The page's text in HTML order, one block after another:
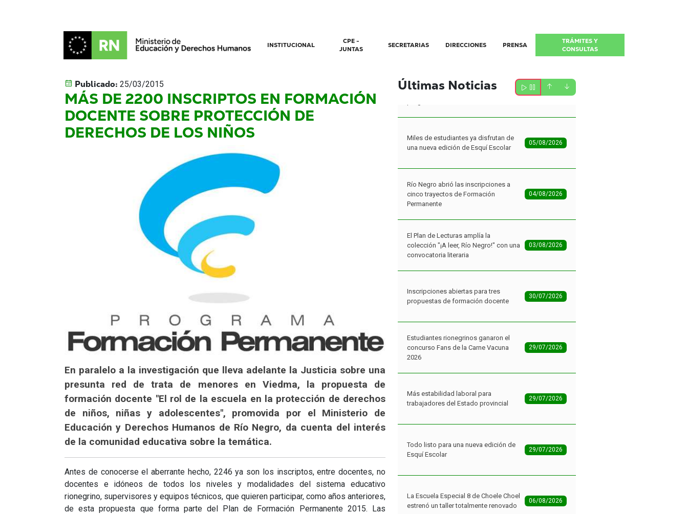
INSTITUCIONAL
CPE -
JUNTAS
SECRETARIAS DIRECCIONES PRENSA
TRÁMITES Y
CONSULTAS
Publicado: 25/03/2015
MÁS DE 2200 INSCRIPTOS EN FORMACIÓN
DOCENTE SOBRE PROTECCIÓN DE
DERECHOS DE LOS NIÑOS
En paralelo a la investigación que lleva adelante la Justicia sobre una
presunta red de trata de menores en Viedma, la propuesta de
formación docente "El rol de la escuela en la protección de derechos
de niños, niñas y adolescentes", promovida por el Ministerio de
Educación y Derechos Humanos de Río Negro, da cuenta del interés
de la comunidad educativa sobre la temática.
Antes de conocerse el aberrante hecho, 2246 ya son los inscriptos, entre docentes, no
docentes e idóneos de todos los niveles y modalidades del sistema educativo
rionegrino, supervisores y equipos técnicos, que quieren participar, como años anteriores,
de esta propuesta que forma parte del Plan de Formación Permanente 2015. Las
Últimas Noticias
una nueva edición de Esquí Escolar
Río Negro abrió las inscripciones a
cinco trayectos de Formación
Permanente
El Plan de Lecturas amplía la
colección "¡A leer, Río Negro!" con una
convocatoria literaria
propuestas de formación docente
Estudiantes rionegrinos ganaron el
concurso Fans de la Carne Vacuna
trabajadores del Estado provincial
Esquí Escolar
estrenó un taller totalmente renovado